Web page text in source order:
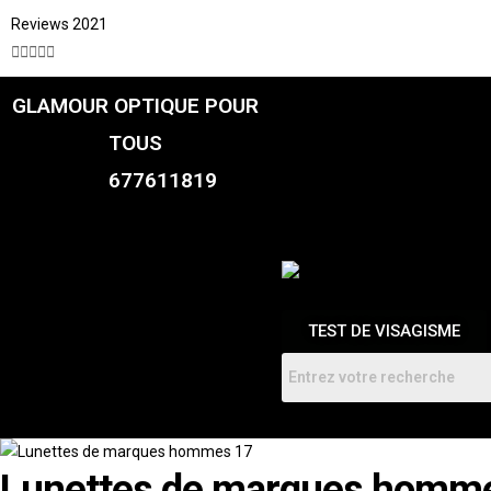
Reviews 2021

GLAMOUR OPTIQUE POUR
TOUS
677611819
TEST DE VISAGISME